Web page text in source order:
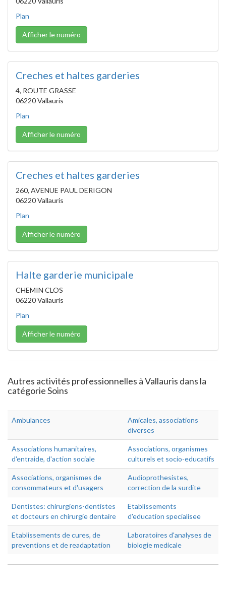
Plan
Afficher le numéro
Creches et haltes garderies
4, ROUTE GRASSE
06220 Vallauris
Plan
Afficher le numéro
Creches et haltes garderies
260, AVENUE PAUL DERIGON
06220 Vallauris
Plan
Afficher le numéro
Halte garderie municipale
CHEMIN CLOS
06220 Vallauris
Plan
Afficher le numéro
Autres activités professionnelles à Vallauris dans la
catégorie Soins
Ambulances
Amicales, associations
diverses
Associations humanitaires,
d'entraide, d'action sociale
Associations, organismes
culturels et socio-educatifs
Associations, organismes de
consommateurs et d'usagers
Audioprothesistes,
correction de la surdite
Dentistes: chirurgiens-dentistes
et docteurs en chirurgie dentaire
Etablissements
d'education specialisee
Etablissements de cures, de
preventions et de readaptation
Laboratoires d'analyses de
biologie medicale